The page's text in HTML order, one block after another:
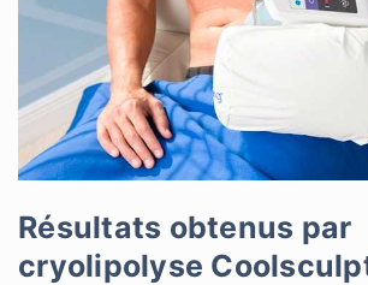
Résultats obtenus par
cryolipolyse